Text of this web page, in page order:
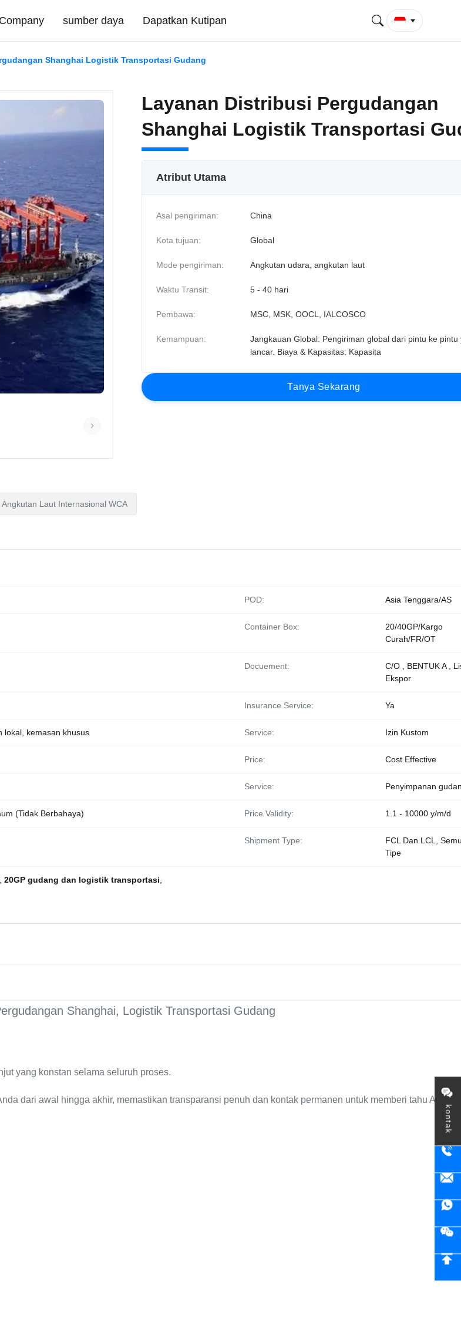
kontak
Company sumber daya Dapatkan Kutipan
Shanghai Logistik Transportasi Gudang
Layanan Distribusi Pergudangan
Shanghai Logistik Transportasi
Atribut Utama
Asal pengiriman: China
Kota tujuan: Global
Mode pengiriman: Angkutan udara, angkutan laut
Waktu Transit: 5 - 40 hari
Pembawa: MSC, MSK, OOCL, IALCOSCO
Kemampuan:
Jangkauan Global: Pengiriman global dari pintu ke pintu
lancar. Biaya & Kapasitas: Kapasita
Tanya Sekarang
Angkutan Laut Internasional WCA
POD: Asia Tenggara/AS
Container Box:
20/40GP/Kargo
Curah/FR/OT
Docuement:
C/O , BENTUK A ,
Ekspor
Insurance Service: Ya
lokal, kemasan khusus Service: Izin Kustom
Price: Cost Effective
Service: Penyimpanan
(Tidak Berbahaya) Price Validity: 1.1 - 10000 y/m/d
Shipment Type:
FCL Dan LCL,
Tipe
20GP gudang dan logistik transportasi
Shanghai, Logistik Transportasi Gudang
yang konstan selama seluruh proses.
dari awal hingga akhir, memastikan transparansi penuh dan kontak permanen untuk memberi tahu Anda